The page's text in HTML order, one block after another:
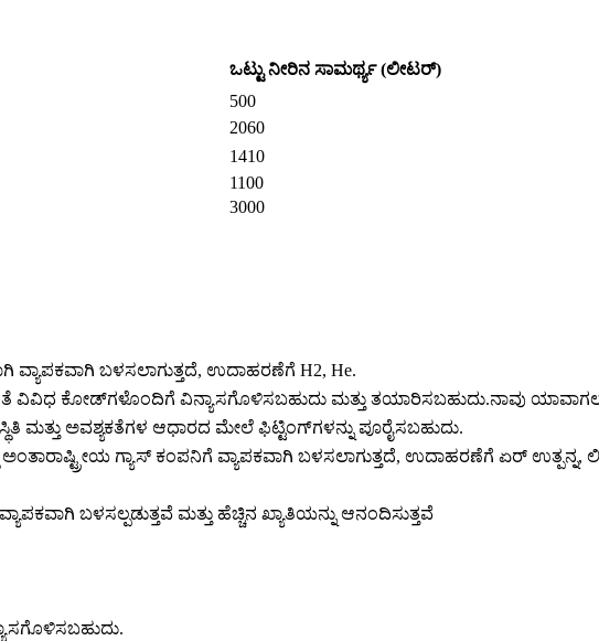
ಒಟ್ಟು ನೀರಿನ ಸಾಮರ್ಥ್ಯ (ಲೀಟರ್)
500
2060
1410
1100
3000
ವ್ಯಾಪಕವಾಗಿ ಬಳಸಲಾಗುತ್ತದೆ, ಉದಾಹರಣೆಗೆ H2, He.
ವಿವಿಧ ಕೋಡ್‌ಗಳೊಂದಿಗೆ ವಿನ್ಯಾಸಗೊಳಿಸಬಹುದು ಮತ್ತು ತಯಾರಿಸಬಹುದು.ನಾವು
ಮತ್ತು ಅವಶ್ಯಕತೆಗಳ ಆಧಾರದ ಮೇಲೆ ಫಿಟ್ಟಿಂಗ್‌ಗಳನ್ನು ಪೂರೈಸಬಹುದು.
ಅಂತಾರಾಷ್ಟ್ರೀಯ ಗ್ಯಾಸ್ ಕಂಪನಿಗೆ ವ್ಯಾಪಕವಾಗಿ ಬಳಸಲಾಗುತ್ತದೆ, ಉದಾಹರಣೆಗೆ ಏರ್
ಬಳಸಲ್ಪಡುತ್ತವೆ ಮತ್ತು ಹೆಚ್ಚಿನ ಖ್ಯಾತಿಯನ್ನು ಆನಂದಿಸುತ್ತವೆ